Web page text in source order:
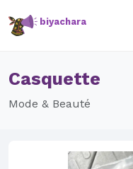
biyachara
Casquette
Mode & Beauté